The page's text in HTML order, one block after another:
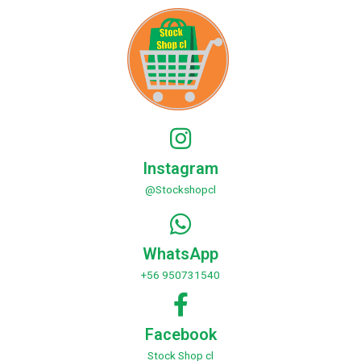
Instagram
@Stockshopcl
WhatsApp
+56 950731540
Facebook
Stock Shop cl